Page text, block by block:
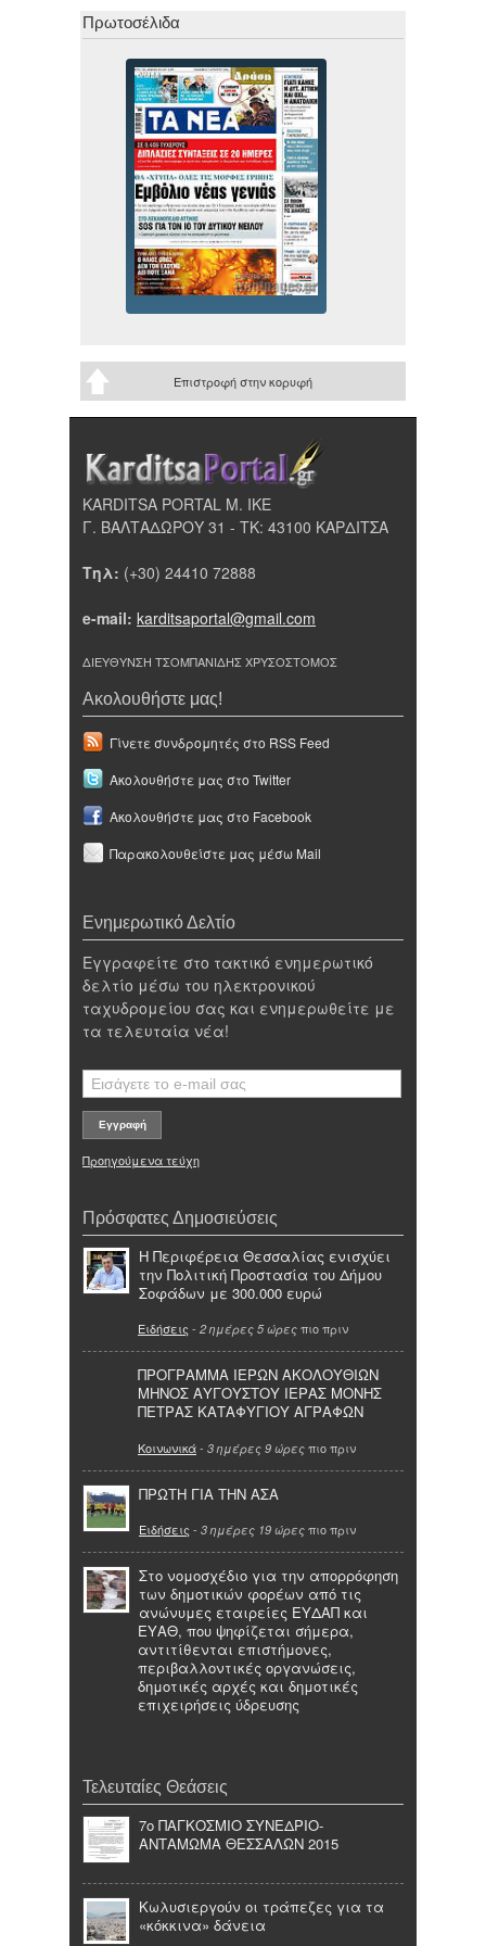
Πρωτοσέλιδα
Επιστροφή στην κορυφή
KARDITSA PORTAL Μ. ΙΚΕ
Γ. ΒΑΛΤΑΔΩΡΟΥ 31 - ΤΚ: 43100 ΚΑΡΔΙΤΣΑ
Τηλ: (+30) 24410 72888
e-mail: karditsaportal@gmail.com
ΔΙΕΥΘΥΝΣΗ ΤΣΟΜΠΑΝΙΔΗΣ ΧΡΥΣΟΣΤΟΜΟΣ
Ακολουθήστε μας!
Γίνετε συνδρομητές στο RSS Feed
Ακολουθήστε μας στο Twitter
Ακολουθήστε μας στο Facebook
Παρακολουθείστε μας μέσω Mail
Ενημερωτικό Δελτίο
Εγγραφείτε στο τακτικό ενημερωτικό
δελτίο μέσω του ηλεκτρονικού
ταχυδρομείου σας και ενημερωθείτε με
τα τελευταία νέα!
Προηγούμενα τεύχη
Πρόσφατες Δημοσιεύσεις
Η Περιφέρεια Θεσσαλίας ενισχύει
την Πολιτική Προστασία του Δήμου
Σοφάδων με 300.000 ευρώ
Ειδήσεις - 2 ημέρες 5 ώρες πιο πριν
ΠΡΟΓΡΑΜΜΑ ΙΕΡΩΝ ΑΚΟΛΟΥΘΙΩΝ
ΜΗΝΟΣ ΑΥΓΟΥΣΤΟΥ ΙΕΡΑΣ ΜΟΝΗΣ
ΠΕΤΡΑΣ ΚΑΤΑΦΥΓΙΟΥ ΑΓΡΑΦΩΝ
Κοινωνικά- 3 ημέρες 9 ώρες πιο πριν
ΠΡΩΤΗ ΓΙΑ ΤΗΝ ΑΣΑ
Ειδήσεις - 3 ημέρες 19 ώρες πιο πριν
Στο νομοσχέδιο για την απορρόφηση
των δημοτικών φορέων από τις
ανώνυμες εταιρείες ΕΥΔΑΠ και
ΕΥΑΘ, που ψηφίζεται σήμερα,
αντιτίθενται επιστήμονες,
περιβαλλοντικές οργανώσεις,
δημοτικές αρχές και δημοτικές
επιχειρήσεις ύδρευσης
Τελευταίες Θεάσεις
7ο ΠΑΓΚΟΣΜΙΟ ΣΥΝΕΔΡΙΟ-
ΑΝΤΑΜΩΜΑ ΘΕΣΣΑΛΩΝ 2015
Κωλυσιεργούν οι τράπεζες για τα
«κόκκινα» δάνεια